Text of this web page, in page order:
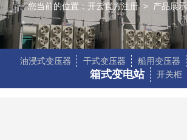
您当前的位置： 开云官方注册> 产品展示
油浸式变压器 干式变压器 船用变压器
箱式变电站 开关柜